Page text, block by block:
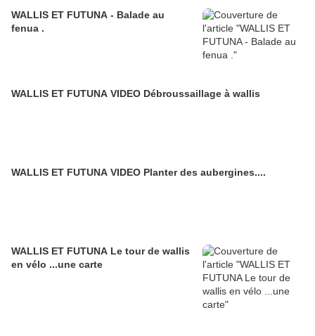
WALLIS ET FUTUNA - Balade au
fenua .
WALLIS ET FUTUNA VIDEO Débroussaillage à wallis
WALLIS ET FUTUNA VIDEO Planter des aubergines....
WALLIS ET FUTUNA Le tour de wallis
en vélo ...une carte